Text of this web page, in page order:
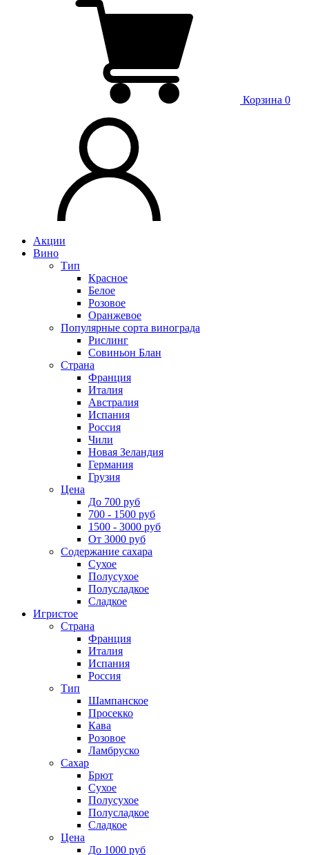
Корзина 0
Акции
Вино
Тип
Красное
Белое
Розовое
Оранжевое
Популярные сорта винограда
Рислинг
Совиньон Блан
Страна
Франция
Италия
Австралия
Испания
Россия
Чили
Новая Зеландия
Германия
Грузия
Цена
До 700 руб
700 - 1500 руб
1500 - 3000 руб
От 3000 руб
Содержание сахара
Сухое
Полусухое
Полусладкое
Сладкое
Игристое
Страна
Франция
Италия
Испания
Россия
Тип
Шампанское
Просекко
Кава
Розовое
Ламбруско
Сахар
Брют
Сухое
Полусухое
Полусладкое
Сладкое
Цена
До 1000 руб